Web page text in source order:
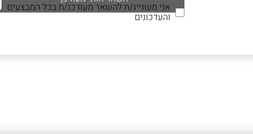
אני מעוניינ/ת להשאר מעודכנ/ת בכל המבצעים
והעדכונים